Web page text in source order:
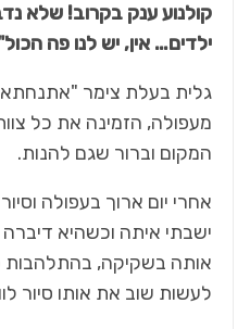
קולנוע ענק בקרוב! שלא
ילדים… אין, יש לנו פה
מעפולה, הזמינה את כל
המקום וברור שגם להנות.
אחרי יום ארוך בעפולה
ישבתי איתה וכשהיא
אותה בשקיקה, בהתלהבות
לעשות שוב את אותו סיור